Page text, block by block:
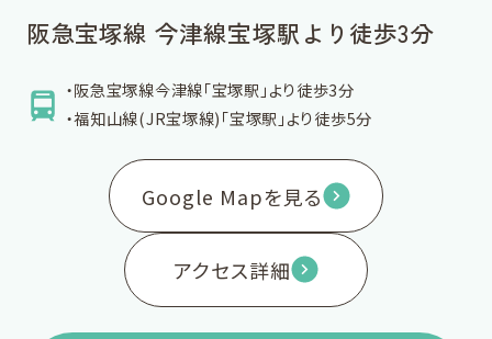
阪急宝塚線 今津線宝塚駅より徒歩3分
・阪急宝塚線今津線「宝塚駅」より徒歩3分
・福知山線(JR宝塚線)「宝塚駅」より徒歩5分
Google Mapを見る
アクセス詳細